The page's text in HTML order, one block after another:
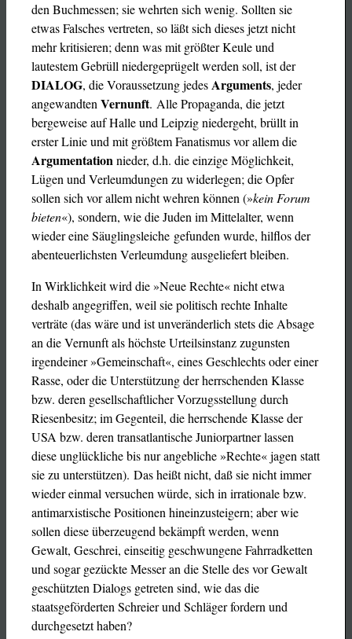
den Buchmessen; sie wehrten sich wenig. Sollten sie
etwas Falsches vertreten, so läßt sich dieses jetzt nicht
mehr kritisieren; denn was mit größter Keule und
lautestem Gebrüll niedergeprügelt werden soll, ist der
DIALOG, die Voraussetzung jedesArguments, jeder
angewandtenVernunft. Alle Propaganda, die jetzt
bergeweise auf Halle und Leipzig niedergeht, brüllt in
erster Linie und mit größtem Fanatismus vor allem die
Argumentationnieder, d.h. die einzige Möglichkeit,
Lügen und Verleumdungen zu widerlegen; die Opfer
sollen sich vor allem nicht wehren können (»kein Forum
bieten«), sondern, wie die Juden im Mittelalter, wenn
wieder eine Säuglingsleiche gefunden wurde, hilflos der
abenteuerlichsten Verleumdung ausgeliefert bleiben.
In Wirklichkeit wird die »Neue Rechte« nicht etwa
deshalb angegriffen, weil sie politisch rechte Inhalte
verträte (das wäre und ist unveränderlich stets die Absage
an die Vernunft als höchste Urteilsinstanz zugunsten
irgendeiner »Gemeinschaft«, eines Geschlechts oder einer
Rasse, oder die Unterstützung der herrschenden Klasse
bzw. deren gesellschaftlicher Vorzugsstellung durch
Riesenbesitz; im Gegenteil, die herrschende Klasse der
USA bzw. deren transatlantische Juniorpartner lassen
diese unglückliche bis nur angebliche »Rechte« jagen statt
sie zu unterstützen). Das heißt nicht, daß sie nicht immer
wieder einmal versuchen würde, sich in irrationale bzw.
antimarxistische Positionen hineinzusteigern; aber wie
sollen diese überzeugend bekämpft werden, wenn
Gewalt, Geschrei, einseitig geschwungene Fahrradketten
und sogar gezückte Messer an die Stelle des vor Gewalt
geschützten Dialogs getreten sind, wie das die
staatsgeförderten Schreier und Schläger fordern und
durchgesetzt haben?